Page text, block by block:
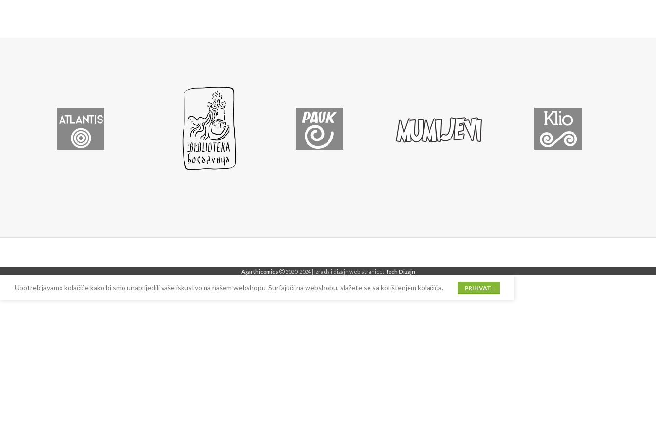
Agarthicomics 2020-2024 | Izrada i dizajn web stranice: Tech Dizajn
Upotrebljavamo kolačiće kako bi smo unaprijedili vaše iskustvo na našem webshopu. Surfajuči na webshopu, slažete se sa korištenjem kolačića. PRIHVATI